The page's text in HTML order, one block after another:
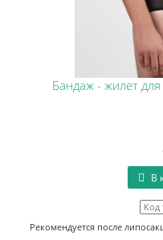
Бандаж - жилет
В
Код
Рекомендуется после